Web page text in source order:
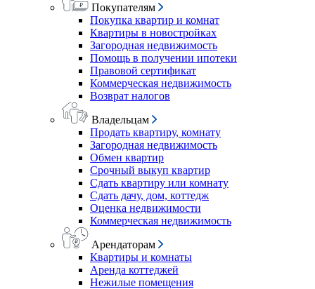
Покупателям
Покупка квартир и комнат
Квартиры в новостройках
Загородная недвижимость
Помощь в получении ипотеки
Правовой сертификат
Коммерческая недвижимость
Возврат налогов
Владельцам
Продать квартиру, комнату
Загородная недвижимость
Обмен квартир
Срочный выкуп квартир
Сдать квартиру или комнату
Сдать дачу, дом, коттедж
Оценка недвижимости
Коммерческая недвижимость
Арендаторам
Квартиры и комнаты
Аренда коттеджей
Нежилые помещения